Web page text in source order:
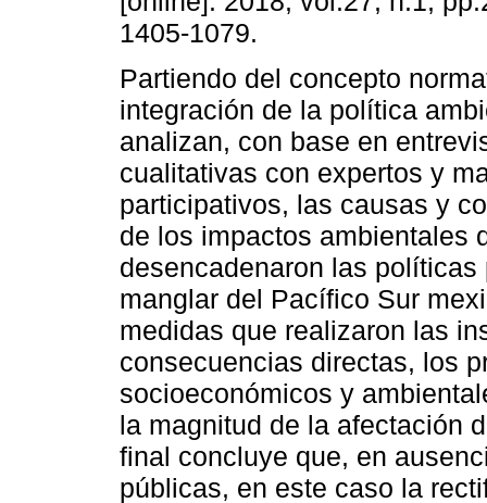
1405-1079.
Partiendo del concepto
integración de la política
analizan, con base en
cualitativas con expertos y
participativos, las causas y
de los impactos ambientales
desencadenaron las
manglar del Pacífico Sur
medidas que realizaron las
consecuencias directas, los
socioeconómicos y
la magnitud de la afectación
final concluye que, en
públicas, en este caso la